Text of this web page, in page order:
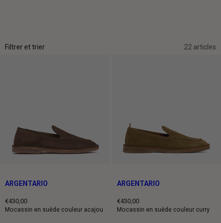
Filtrer et trier 22 articles
ARGENTARIO
€430,00
Prix
Mocassin en suède couleur acajou
ARGENTARIO
€430,00
Prix
Mocassin en suède couleur curry